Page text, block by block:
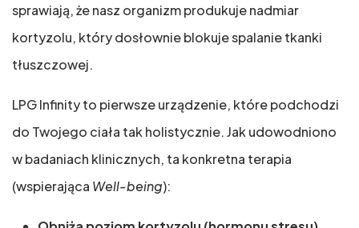
sprawiają, że nasz organizm produkuje nadmiar
kortyzolu, który dosłownie blokuje spalanie tkanki
tłuszczowej.
LPG Infinity to pierwsze urządzenie, które podchodzi
do Twojego ciała tak holistycznie. Jak udowodniono
w badaniach klinicznych, ta konkretna terapia
(wspierająca Well-being):